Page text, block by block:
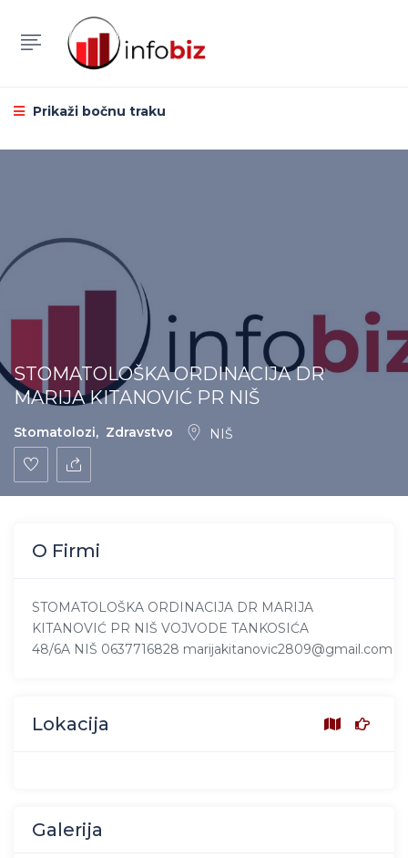
Prikaži bočnu traku
STOMATOLOŠKA ORDINACIJA DR
MARIJA KITANOVIĆ PR NIŠ
Stomatolozi, Zdravstvo NIŠ
O Firmi
STOMATOLOŠKA ORDINACIJA DR MARIJA
KITANOVIĆ PR NIŠ VOJVODE TANKOSIĆA
48/6A NIŠ 0637716828 marijakitanovic2809@gmail.com
Lokacija
Galerija